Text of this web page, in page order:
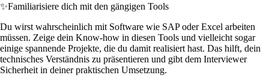
✨Familiarisiere dich mit den gängigen Tools
Du wirst wahrscheinlich mit Software wie SAP oder Excel arbeiten
müssen. Zeige dein Know-how in diesen Tools und vielleicht sogar
einige spannende Projekte, die du damit realisiert hast. Das hilft, dein
technisches Verständnis zu präsentieren und gibt dem Interviewer
Sicherheit in deiner praktischen Umsetzung.